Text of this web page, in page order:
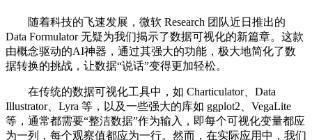
随着科技的飞速发展，微软 Research 团队近日推出的
Data Formulator 无疑为我们揭示了数据可视化的新篇章。这款
由概念驱动的AI神器，通过其强大的功能，极大地简化了数
据转换的挑战，让数据“说话”变得更加轻松。
在传统的数据可视化工具中，如 Charticulator、Data
Illustrator、Lyra 等，以及一些强大的库如 ggplot2、VegaLite
等，通常都需要“整洁数据”作为输入，即每个可视化变量都应
为一列，每个观察值都应为一行。然而，在实际应用中，我们